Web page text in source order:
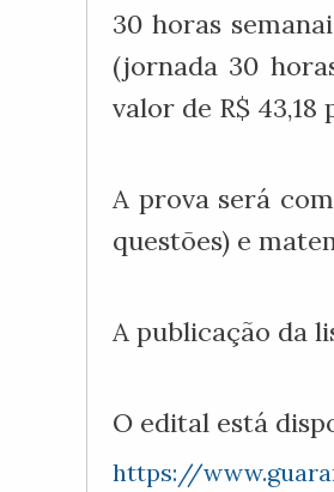
30 horas
(jornada 30
valor de R$ 43,18
A prova será
questões) e
A publicação da
O edital está
https://